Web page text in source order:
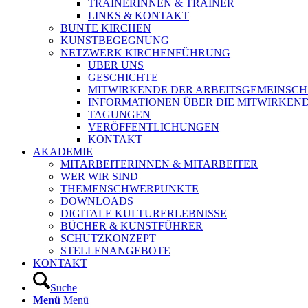
TRAINERINNEN & TRAINER
LINKS & KONTAKT
BUNTE KIRCHEN
KUNSTBEGEGNUNG
NETZWERK KIRCHENFÜHRUNG
ÜBER UNS
GESCHICHTE
MITWIRKENDE DER
INFORMATIONEN ÜBER DIE
TAGUNGEN
VERÖFFENTLICHUNGEN
KONTAKT
AKADEMIE
MITARBEITERINNEN & MITARBEITER
WER WIR SIND
THEMENSCHWERPUNKTE
DOWNLOADS
DIGITALE KULTURERLEBNISSE
BÜCHER & KUNSTFÜHRER
SCHUTZKONZEPT
STELLENANGEBOTE
KONTAKT
Suche
Menü Menü